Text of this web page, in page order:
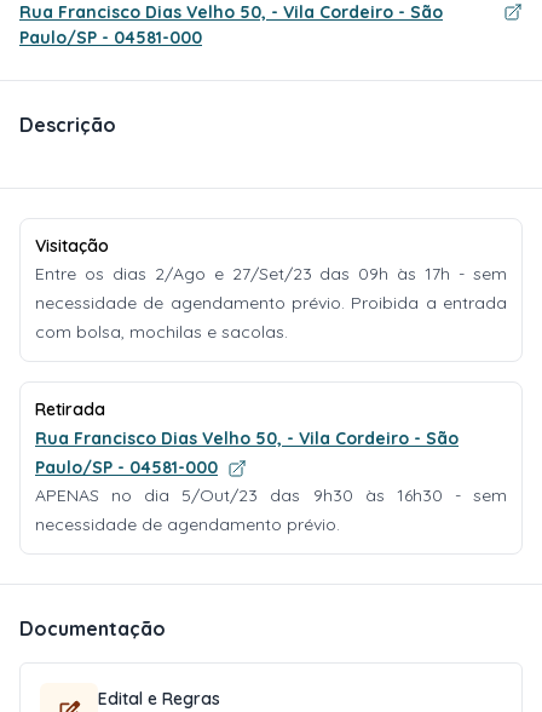
Rua Francisco Dias Velho 50, - Vila Cordeiro - São
Paulo/SP - 04581-000
Descrição
Visitação
Entre os dias 2/Ago e 27/Set/23 das 09h às 17h - sem
necessidade de agendamento prévio. Proibida a entrada
com bolsa, mochilas e sacolas.
Retirada
Rua Francisco Dias Velho 50, - Vila Cordeiro - São
Paulo/SP - 04581-000
APENAS no dia 5/Out/23 das 9h30 às 16h30 - sem
necessidade de agendamento prévio.
Documentação
Edital e Regras